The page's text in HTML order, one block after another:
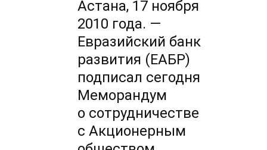
Астана, 17 ноября
2010 года. —
Евразийский банк
развития (ЕАБР)
подписал сегодня
Меморандум
о сотрудничестве
с Акционерным